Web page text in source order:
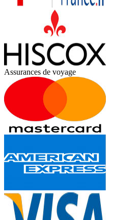
Assurances de voyage